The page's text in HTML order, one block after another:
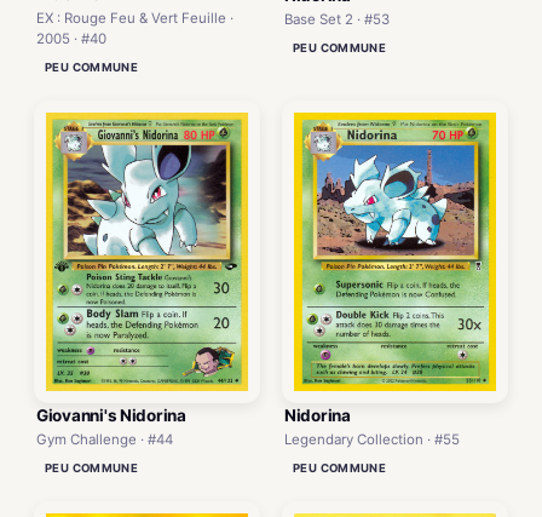
EX : Rouge Feu & Vert Feuille ·
2005 · #40
PEU COMMUNE
Base Set 2 · #53
PEU COMMUNE
Giovanni's Nidorina
Gym Challenge · #44
PEU COMMUNE
Nidorina
Legendary Collection · #55
PEU COMMUNE